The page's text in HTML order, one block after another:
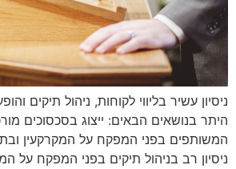
ניסיון עשיר בליווי לקוחות, ניהול תיקים
היתר בנושאים הבאים: ייצוג בסכסוכים
המשותפים בפני המפקח על המקרקעין
ניסיון רב בניהול תיקים בפני המפקח על